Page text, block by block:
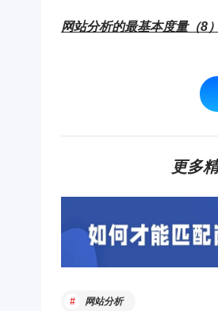
网站分析的最基本度量（
更多
网站分析